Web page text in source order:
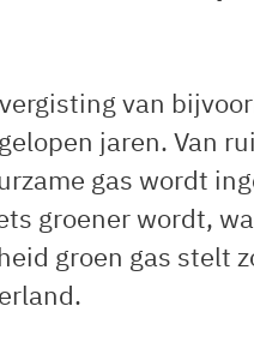
van
jaren. Van
gas wordt
groener wordt,
groen gas stelt